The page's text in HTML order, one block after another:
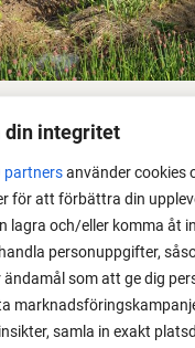
din integritet
partnersanvänder cookies
för att förbättra din
lagra och/eller komma åt
personuppgifter,
som att ge dig
samla in exakt
May 2026
Rid of Garden
Garden slugs are a big
garden. Read about the
garden slugs early
keep growing.